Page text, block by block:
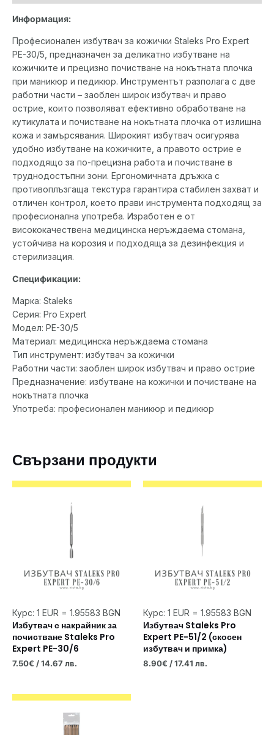
Информация:
Професионален избутвач за кожички Staleks Pro Expert
PE-30/5, предназначен за деликатно избутване на
кожичките и прецизно почистване на нокътната плочка
при маникюр и педикюр. Инструментът разполага с две
работни части – заоблен широк избутвач и право
острие, които позволяват ефективно обработване на
кутикулата и почистване на нокътната плочка от излишна
кожа и замърсявания. Широкият избутвач осигурява
удобно избутване на кожичките, а правото острие е
подходящо за по-прецизна работа и почистване в
труднодостъпни зони. Ергономичната дръжка с
противоплъзгаща текстура гарантира стабилен захват и
отличен контрол, което прави инструмента подходящ за
професионална употреба. Изработен е от
висококачествена медицинска неръждаема стомана,
устойчива на корозия и подходяща за дезинфекция и
стерилизация.
Спецификации:
Марка: Staleks
Серия: Pro Expert
Модел: PE-30/5
Материал: медицинска неръждаема стомана
Тип инструмент: избутвач за кожички
Работни части: заоблен широк избутвач и право острие
Предназначение: избутване на кожички и почистване на
нокътната плочка
Употреба: професионален маникюр и педикюр
Свързани продукти
Курс: 1 EUR = 1.95583 BGN
Избутвач с накрайник за
почистване Staleks Pro
Expert PE-30/6
7.50€ / 14.67 лв.
Курс: 1 EUR = 1.95583 BGN
Избутвач Staleks Pro
Expert PE-51/2 (скосен
избутвач и примка)
8.90€ / 17.41 лв.